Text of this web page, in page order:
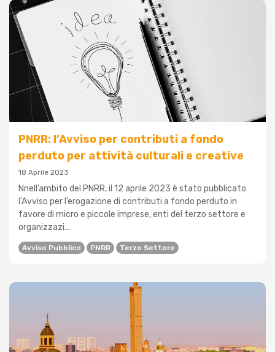
PNRR: l’Avviso per contributi a fondo
perduto per attività culturali e creative
18 Aprile 2023
Nnell’ambito del PNRR, il 12 aprile 2023 è stato pubblicato
l’Avviso per l’erogazione di contributi a fondo perduto in
favore di micro e piccole imprese, enti del terzo settore e
organizzazi...
Avviso Pubblico PNRR Terzo Settore